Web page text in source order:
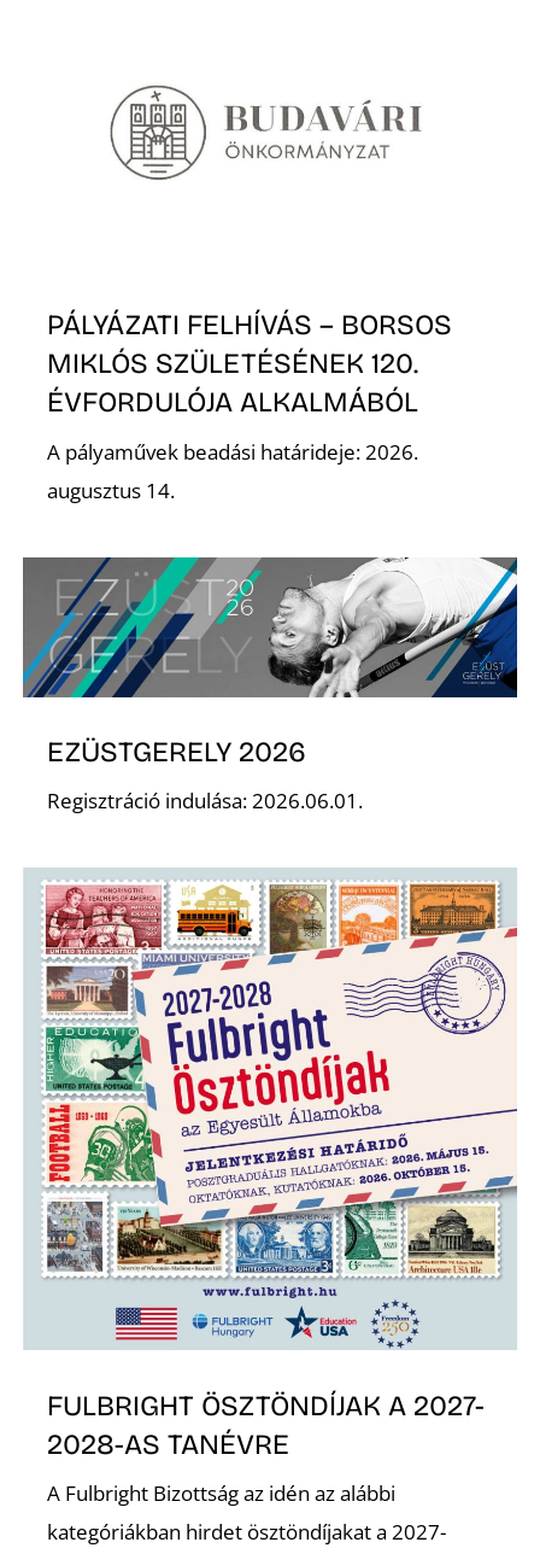
PÁLYÁZATI FELHÍVÁS – BORSOS
MIKLÓS SZÜLETÉSÉNEK 120.
ÉVFORDULÓJA ALKALMÁBÓL
A pályaművek beadási határideje: 2026.
augusztus 14.
EZÜSTGERELY 2026
Regisztráció indulása: 2026.06.01.
FULBRIGHT ÖSZTÖNDÍJAK A 2027-
2028-AS TANÉVRE
A Fulbright Bizottság az idén az alábbi
kategóriákban hirdet ösztöndíjakat a 2027-